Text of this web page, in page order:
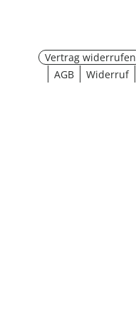
Vertrag widerrufen
AGB
Widerruf